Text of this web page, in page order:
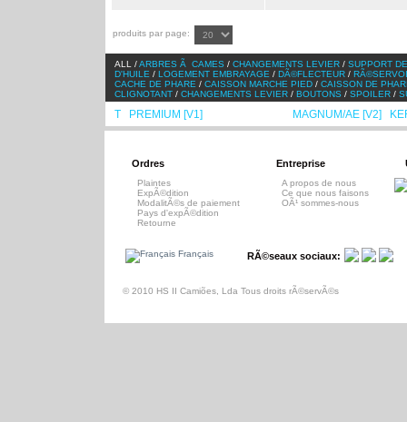
produits par page:
ALL /ARBRES Ã CAMES / CHANGEMENTS LEVIER / SUPPORT
D'HUILE / LOGEMENT EMBRAYAGE / DÃ©FLECTEUR /
CACHE DE PHARE / CAISSON MARCHE PIED / CAISSON DE
CLIGNOTANT / CHANGEMENTS LEVIER / BOUTONS / SPOILER /
T PREMIUM [V1] MAGNUM/AE [V2]
Ordres
Plaintes
ExpÃ©dition
ModalitÃ©s de paiement
Pays d'expÃ©dition
Retourne
Entreprise
A propos de nous
Ce que nous faisons
OÃ¹ sommes-nous
Français RÃ©seaux sociaux:
© 2010 HS II Camiões, Lda Tous droits rÃ©servÃ©s